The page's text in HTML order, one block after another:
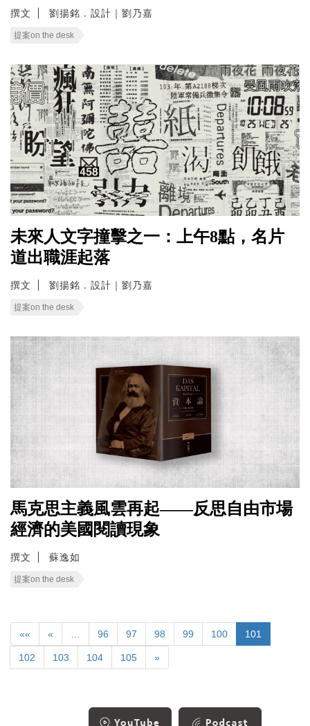
撰文 劉揚銘．設計｜劉乃嘉
提案on the desk
未來人文字撞擊之一：上午8點，名片
道出職涯起落
撰文 劉揚銘．設計｜劉乃嘉
提案on the desk
馬克思主義風雲再起——反思自由市場
經濟的美國閱讀現象
撰文 蘇逸如
提案on the desk
«« « 96 97 98 99 100 101
102 103 104 105 »